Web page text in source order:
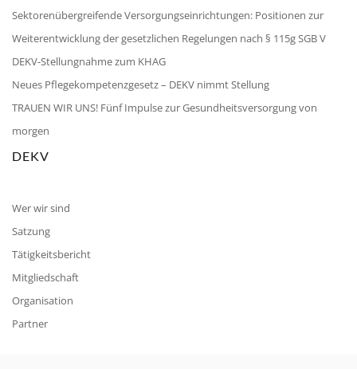
Sektorenübergreifende Versorgungseinrichtungen: Positionen zur
Weiterentwicklung der gesetzlichen Regelungen nach § 115g SGB V
DEKV-Stellungnahme zum KHAG
Neues Pflegekompetenzgesetz – DEKV nimmt Stellung
TRAUEN WIR UNS! Fünf Impulse zur Gesundheitsversorgung von
morgen
DEKV
Wer wir sind
Satzung
Tätigkeitsbericht
Mitgliedschaft
Organisation
Partner